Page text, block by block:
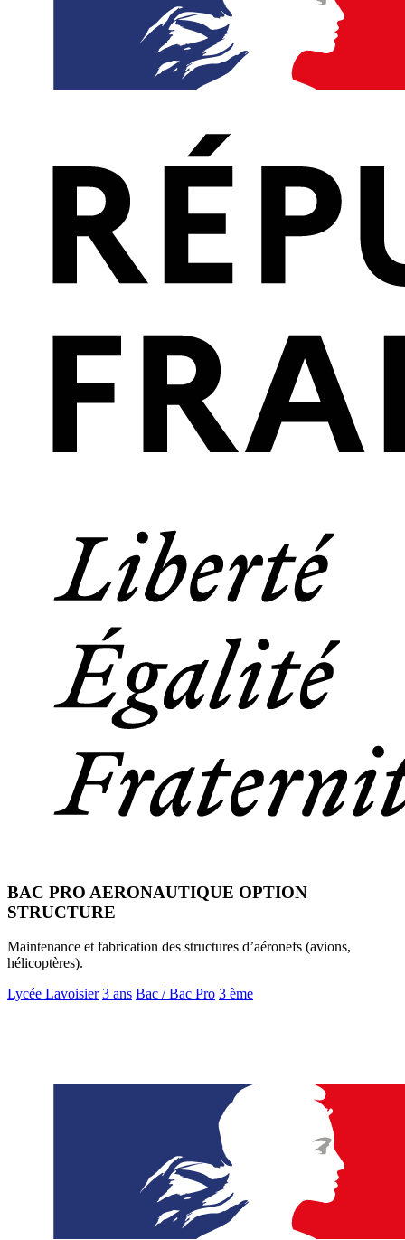
BAC PRO AERONAUTIQUE OPTION
STRUCTURE
Maintenance et fabrication des structures d’aéronefs (avions,
hélicoptères).
Lycée Lavoisier 3 ans Bac / Bac Pro 3 ème